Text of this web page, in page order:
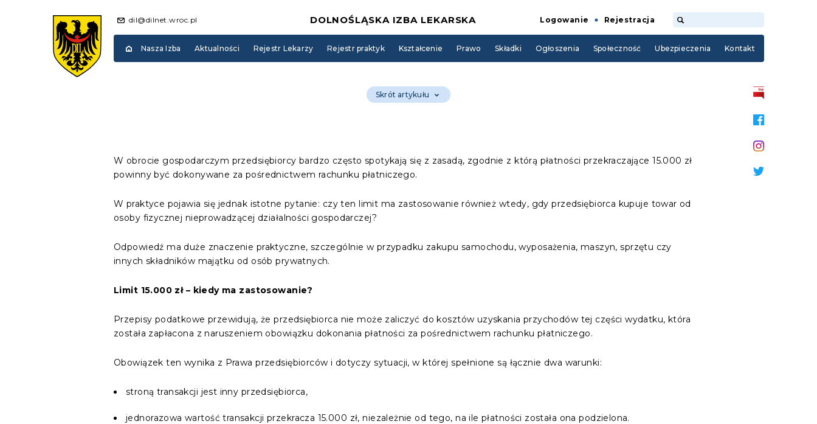
dil@dilnet.wroc.pl DOLNOŚLĄSKA IZBA LEKARSKA Logowanie Rejestracja
Nasza Izba Aktualności Rejestr Lekarzy Rejestr praktyk Kształcenie Prawo Składki Ogłoszenia Społeczność Ubezpieczenia Kontakt
Skrót artykułu
W obrocie gospodarczym przedsiębiorcy bardzo często spotykają się z zasadą, zgodnie z którą płatności przekraczające 15.000 zł
powinny być dokonywane za pośrednictwem rachunku płatniczego.
W praktyce pojawia się jednak istotne pytanie: czy ten limit ma zastosowanie również wtedy, gdy przedsiębiorca kupuje towar od
osoby fizycznej nieprowadzącej działalności gospodarczej?
Odpowiedź ma duże znaczenie praktyczne, szczególnie w przypadku zakupu samochodu, wyposażenia, maszyn, sprzętu czy
innych składników majątku od osób prywatnych.
Limit 15.000 zł – kiedy ma zastosowanie?
Przepisy podatkowe przewidują, że przedsiębiorca nie może zaliczyć do kosztów uzyskania przychodów tej części wydatku, która
została zapłacona z naruszeniem obowiązku dokonania płatności za pośrednictwem rachunku płatniczego.
Obowiązek ten wynika z Prawa przedsiębiorców i dotyczy sytuacji, w której spełnione są łącznie dwa warunki:
stroną transakcji jest inny przedsiębiorca,
jednorazowa wartość transakcji przekracza 15.000 zł, niezależnie od tego, na ile płatności została ona podzielona.